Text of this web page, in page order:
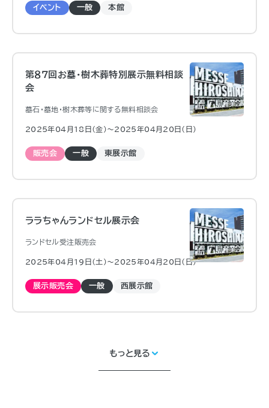
イベント 一般 本館
第８７回お墓・樹木葬特別展示無料相談
会
墓石・墓地・樹木葬等に関する無料相談会
2025年04月18日（金)〜2025年04月20日（日)
販売会 一般 東展示館
ララちゃんランドセル展示会
ランドセル受注販売会
2025年04月19日（土)〜2025年04月20日（日)
展示販売会 一般 西展示館
もっと見る